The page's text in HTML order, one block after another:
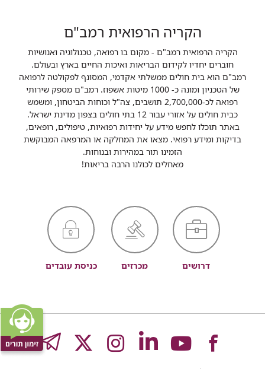
הקריה הרפואית רמב"ם
הקריה הרפואית רמב"ם - מקום בו רפואה, טכנולוגיה ואנושיות
חוברים יחדיו לקידום הבריאות ואיכות החיים בארץ ובעולם.
רמב"ם הוא בית חולים ממשלתי אקדמי, המסונף לפקולטה לרפואה
של הטכניון ומונה כ- 1000 מיטות אשפוז. רמב"ם מספק שירותי
רפואה לכ-2,700,000 תושבים, צה"ל וכוחות הביטחון, ומשמש
כבית חולים על אזורי עבור 12 בתי חולים בצפון מדינת ישראל.
באתר תוכלו לחפש מידע על יחידות רפואיות, טיפולים, רופאים,
בדיקות ומידע רפואי. מצאו את המחלקה או המרפאה המבוקשת
הזמינו תור במהירות ובנוחות.
מאחלים לכולנו הרבה בריאות!
דרושים מכרזים כניסת עובדים
לעמוד
לעמוד
לעמוד
לעמוד
לעמוד